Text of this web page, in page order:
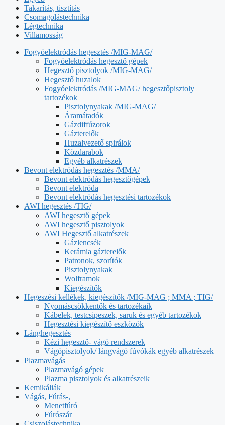
Takarítás, tisztítás
Csomagolástechnika
Légtechnika
Villamosság
Fogyóelektródás hegesztés /MIG-MAG/
Fogyóelektródás hegesztő gépek
Hegesztő pisztolyok /MIG-MAG/
Hegesztő huzalok
Fogyóelektródás /MIG-MAG/ hegesztőpisztoly
tartozékok
Pisztolynyakak /MIG-MAG/
Áramátadók
Gázdiffúzorok
Gázterelők
Huzalvezető spirálok
Közdarabok
Egyéb alkatrészek
Bevont elektródás hegesztés /MMA/
Bevont elektródás hegesztőgépek
Bevont elektróda
Bevont elektródás hegesztési tartozékok
AWI hegesztés /TIG/
AWI hegesztő gépek
AWI hegesztő pisztolyok
AWI Hegesztő alkatrészek
Gázlencsék
Kerámia gázterelők
Patronok, szorítók
Pisztolynyakak
Wolframok
Kiegészítők
Hegeszési kellékek, kiegészítők /MIG-MAG ; MMA ; TIG/
Nyomáscsökkentők és tartozékaik
Kábelek, testcsipeszek, saruk és egyéb tartozékok
Hegesztési kiegészítő eszközök
Lánghegesztés
Kézi hegesztő- vágó rendszerek
Vágópisztolyok/ lángvágó fúvókák egyéb alkatrészek
Plazmavágás
Plazmavágó gépek
Plazma pisztolyok és alkatrészeik
Kemikáliák
Vágás, Fúrás-,
Menetfúró
Fúrószár